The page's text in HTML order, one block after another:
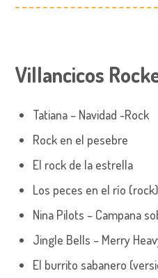
Villancicos
Tatiana – Navidad -Rock
Rock en el pesebre
El rock de la estrella
Los peces en el río (rock)
Nina Pilots – Campana
Jingle Bells – Merry
El burrito sabanero